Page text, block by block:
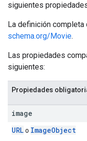
siguientes
La definición completa
schema.org/Movie.
Las propiedades
siguientes:
Propiedades
image
URLo ImageObject